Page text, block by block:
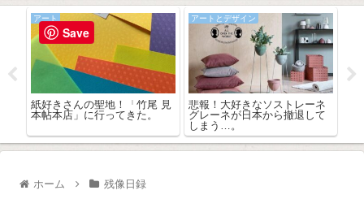
アート
紙好きさんの聖地！「竹尾 見
本帖本店」に行ってきた。
アートとデザイン
悲報！大好きなソストレーネ
グレーネが日本から撤退して
しまう…。
ホーム 残像日録
Save